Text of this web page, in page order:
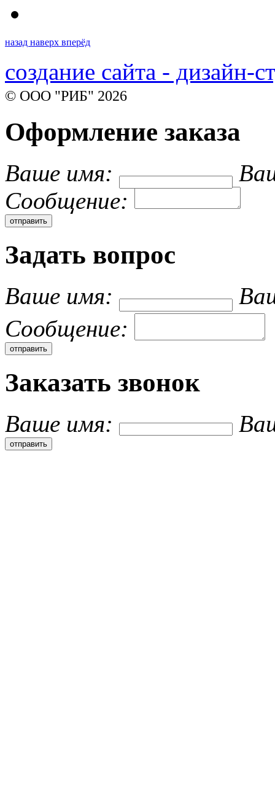
назад наверх вперёд
создание сайта - дизайн-
© ООО "РИБ" 2026
Оформление заказа
Ваше имя:
Cообщение:
Задать вопрос
Ваше имя:
Cообщение:
Заказать звонок
Ваше имя: